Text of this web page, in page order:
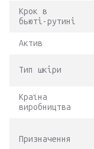
Крок в
бьюті-рутині
Актив
Тип шкіри
Країна
виробництва
Призначення